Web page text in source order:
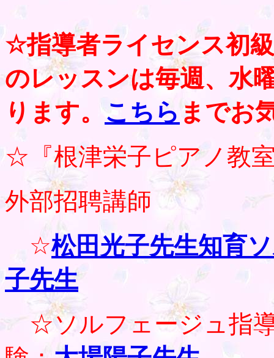
☆指導者ライセンス初
のレッスンは毎週、水
ります。こちら までお
☆『根津栄子ピアノ教
外部招聘講師
☆松田光子先生知育
子先生
☆ソルフェージュ指導